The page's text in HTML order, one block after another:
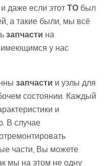
даже если этотТО был
а такие были, мы всё
запчасти на
имеющимся у нас
запчасти и узлы для
состоянии. Каждый
и
В случае
части, Вы можете
мы на этом не одну